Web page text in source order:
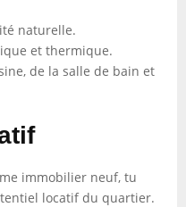
naturelle.
et thermique.
de la salle de bain et
immobilier neuf, tu
locatif du quartier.